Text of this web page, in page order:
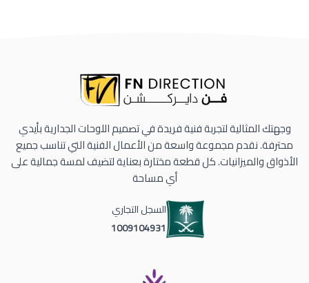
وجهتك المثالية لتجربة فنية فريدة في تصميم اللوحات الجدارية بأيدي
محترفة. نقدم مجموعة واسعة من الأعمال الفنية التي تناسب جميع
الأذواق والميزانيات. كل قطعة مختارة بعناية لتضيف لمسة جمالية على
أي مساحة
السجل التجاري
1009104931